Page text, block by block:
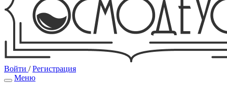
Войти / Регистрация
Меню